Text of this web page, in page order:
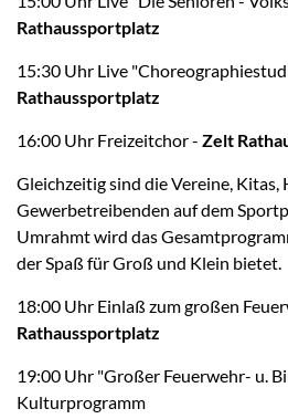
Rathaussportplatz
15:30 Uhr Live
Rathaussportplatz
16:00 Uhr Freizeitchor - Zelt
Gleichzeitig sind die Vereine, Kitas,
Gewerbetreibenden auf dem
Umrahmt wird das
der Spaß für Groß und Klein bietet.
18:00 Uhr Einlaß zum großen
Rathaussportplatz
19:00 Uhr "Großer Feuerwehr- u.
Kulturprogramm